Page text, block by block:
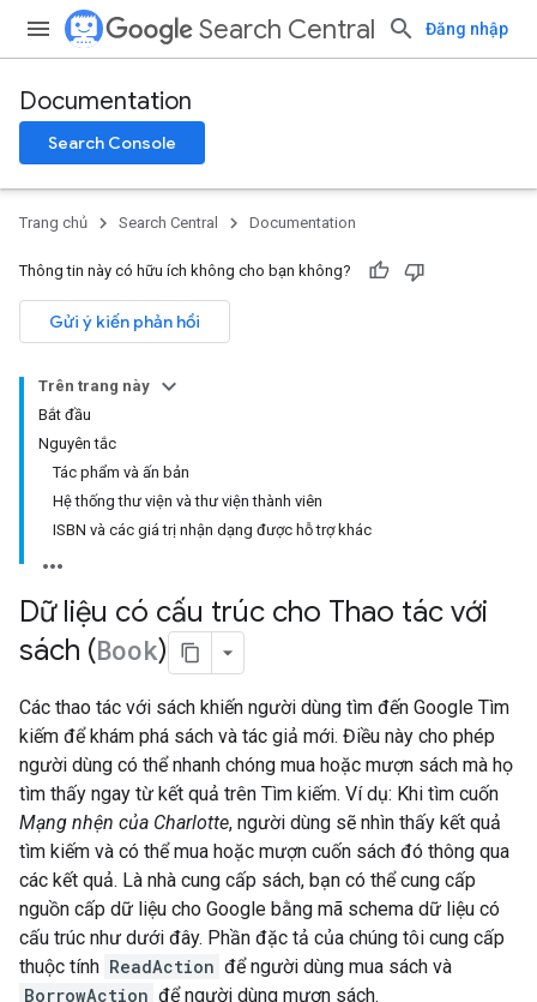
Search Central Đăng nhập
Documentation
Search Console
Trang chủ Search Central Documentation
Thông tin này có hữu ích không cho bạn không?
Gửi ý kiến phản hồi
Trên trang này
Bắt đầu
Nguyên tắc
Tác phẩm và ấn bản
Hệ thống thư viện và thư viện thành viên
ISBN và các giá trị nhận dạng được hỗ trợ khác
Dữ liệu có cấu trúc cho Thao tác với
sách (Book)
Các thao tác với sách khiến người dùng tìm đến Google Tìm
kiếm để khám phá sách và tác giả mới. Điều này cho phép
người dùng có thể nhanh chóng mua hoặc mượn sách mà họ
tìm thấy ngay từ kết quả trên Tìm kiếm. Ví dụ: Khi tìm cuốn
Mạng nhện của Charlotte, người dùng sẽ nhìn thấy kết quả
tìm kiếm và có thể mua hoặc mượn cuốn sách đó thông qua
các kết quả. Là nhà cung cấp sách, bạn có thể cung cấp
nguồn cấp dữ liệu cho Google bằng mã schema dữ liệu có
cấu trúc như dưới đây. Phần đặc tả của chúng tôi cung cấp
thuộc tính ReadAction để người dùng mua sách và
BorrowAction để người dùng mượn sách.